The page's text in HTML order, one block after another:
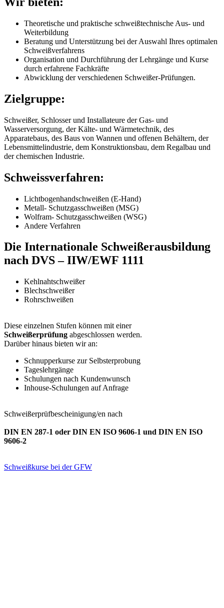
Theoretische und praktische schweißtechnische Aus- und
Weiterbildung
Beratung und Unterstützung bei der Auswahl Ihres optimalen
Schweißverfahrens
Organisation und Durchführung der Lehrgänge und Kurse
durch erfahrene Fachkräfte
Abwicklung der verschiedenen Schweißer-Prüfungen.
Zielgruppe:
Schweißer, Schlosser und Installateure der Gas- und
Wasserversorgung, der Kälte- und Wärmetechnik, des
Apparatebaus, des Baus von Wannen und offenen Behältern, der
Lebensmittelindustrie, dem Konstruktionsbau, dem Regalbau und
der chemischen Industrie.
Schweissverfahren:
Lichtbogenhandschweißen (E-Hand)
Metall- Schutzgasschweißen (MSG)
Wolfram- Schutzgasschweißen (WSG)
Andere Verfahren
Die Internationale Schweißerausbildung
nach DVS – IIW/EWF 1111
Kehlnahtschweißer
Blechschweißer
Rohrschweißen
Diese einzelnen Stufen können mit einer
Schweißerprüfung abgeschlossen werden.
Darüber hinaus bieten wir an:
Schnupperkurse zur Selbsterprobung
Tageslehrgänge
Schulungen nach Kundenwunsch
Inhouse-Schulungen auf Anfrage
Schweißerprüfbescheinigung/en nach
DIN EN 287-1 oder DIN EN ISO 9606-1 und DIN EN ISO
9606-2
Schweißkurse bei der GFW